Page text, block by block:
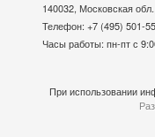
140032, Московская
Телефон: +7 (495)
Часы работы: пн-пт с
При использовании